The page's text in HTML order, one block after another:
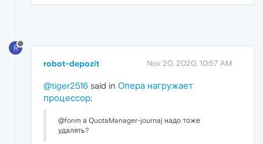
R
robot-depozit Nov 20, 2020, 10:57 AM
@tiger2516 said in Опера нагружает
процессор:
@fonm а QuotaManager-journaj надо тоже
удалять?